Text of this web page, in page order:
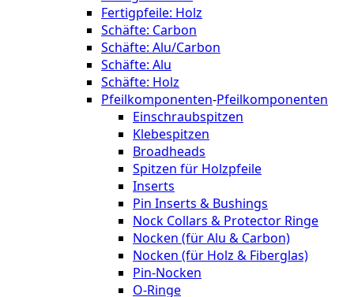
Fertigpfeile: Holz
Schäfte: Carbon
Schäfte: Alu/Carbon
Schäfte: Alu
Schäfte: Holz
Pfeilkomponenten-Pfeilkomponenten
Einschraubspitzen
Klebespitzen
Broadheads
Spitzen für Holzpfeile
Inserts
Pin Inserts & Bushings
Nock Collars & Protector Ringe
Nocken (für Alu & Carbon)
Nocken (für Holz & Fiberglas)
Pin-Nocken
O-Ringe